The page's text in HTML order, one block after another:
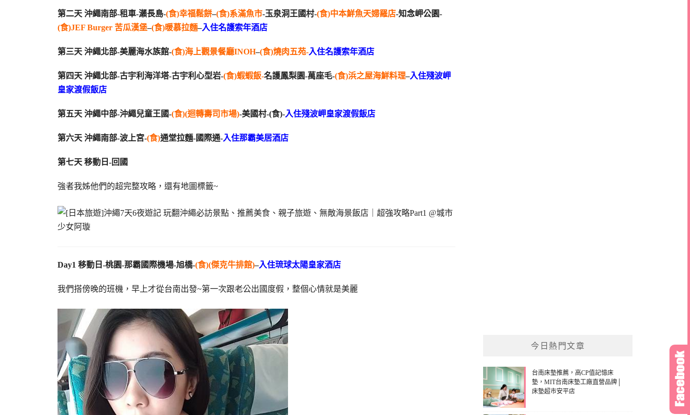
第二天 沖繩南部-租車-瀨長島-(食)幸福鬆餅–(食)系滿魚市-玉泉洞王國村-(食)中本鮮魚天婦羅店-知念岬公園-
(食)JEF Burger 苦瓜漢堡–(食)暖慕拉麵–入住名護索年酒店
第三天 沖繩北部-美麗海水族館-(食)海上觀景餐廳INOH–(食)燒肉五苑-入住名護索年酒店
第四天 沖繩北部-古宇利海洋塔-古宇利心型岩-(食)蝦蝦飯-名護鳳梨園-萬座毛-(食)浜之屋海鮮料理–入住殘波岬
皇家渡假飯店
第五天 沖繩中部-沖繩兒童王國-(食)(迴轉壽司市場)-美國村-(食)-入住殘波岬皇家渡假飯店
第六天 沖繩南部-波上宮-(食)通堂拉麵-國際通-入住那霸美居酒店
第七天 移動日-回國
強者我姊他們的超完整攻略，還有地圖標籤~
Day1 移動日-桃園-那霸國際機場-旭橋-(食)(傑克牛排館)–入住琉球太陽皇家酒店
我們搭傍晚的班機，早上才從台南出發~第一次跟老公出國度假，整個心情就是美麗
今日熱門文章
台南床墊推薦，高CP值記憶床
墊，MIT台南床墊工廠直營品牌│
床墊超市安平店